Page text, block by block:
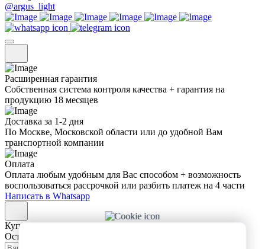
@argus_light
Расширенная гарантия
Собственная система контроля качества + гарантия на
продукцию 18 месяцев
Доставка за 1-2 дня
По Москве, Московской области или до удобной Вам
транспортной компании
Оплата
Оплата любым удобным для Вас способом + возможность
воспользоваться рассрочкой или разбить платеж на 4 части
Написать в Whatsapp
Купить в 1 клик
Оставьте заявку и мы сами свяжемся с вами!